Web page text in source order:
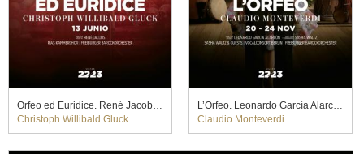
Orfeo ed Euridice. René Jacobs (2023)
Christoph Willibald Gluck
L’Orfeo. Leonardo García Alarcón y Sasha Waltz (2023)
Claudio Monteverdi